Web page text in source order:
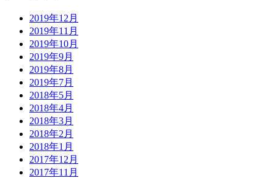
2019年12月
2019年11月
2019年10月
2019年9月
2019年8月
2019年7月
2018年5月
2018年4月
2018年3月
2018年2月
2018年1月
2017年12月
2017年11月